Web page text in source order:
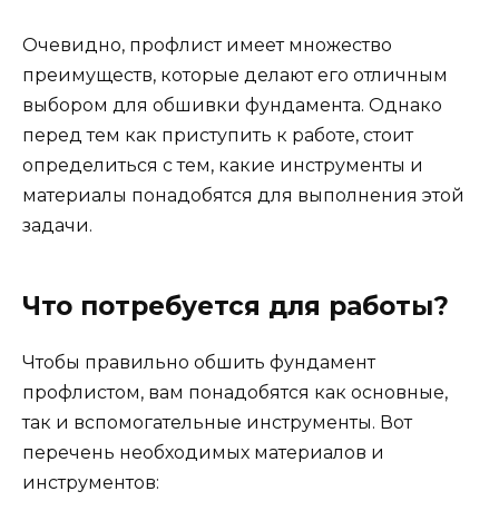
Очевидно, профлист имеет множество
преимуществ, которые делают его отличным
выбором для обшивки фундамента. Однако
перед тем как приступить к работе, стоит
определиться с тем, какие инструменты и
материалы понадобятся для выполнения этой
задачи.
Что потребуется для работы?
Чтобы правильно обшить фундамент
профлистом, вам понадобятся как основные,
так и вспомогательные инструменты. Вот
перечень необходимых материалов и
инструментов: